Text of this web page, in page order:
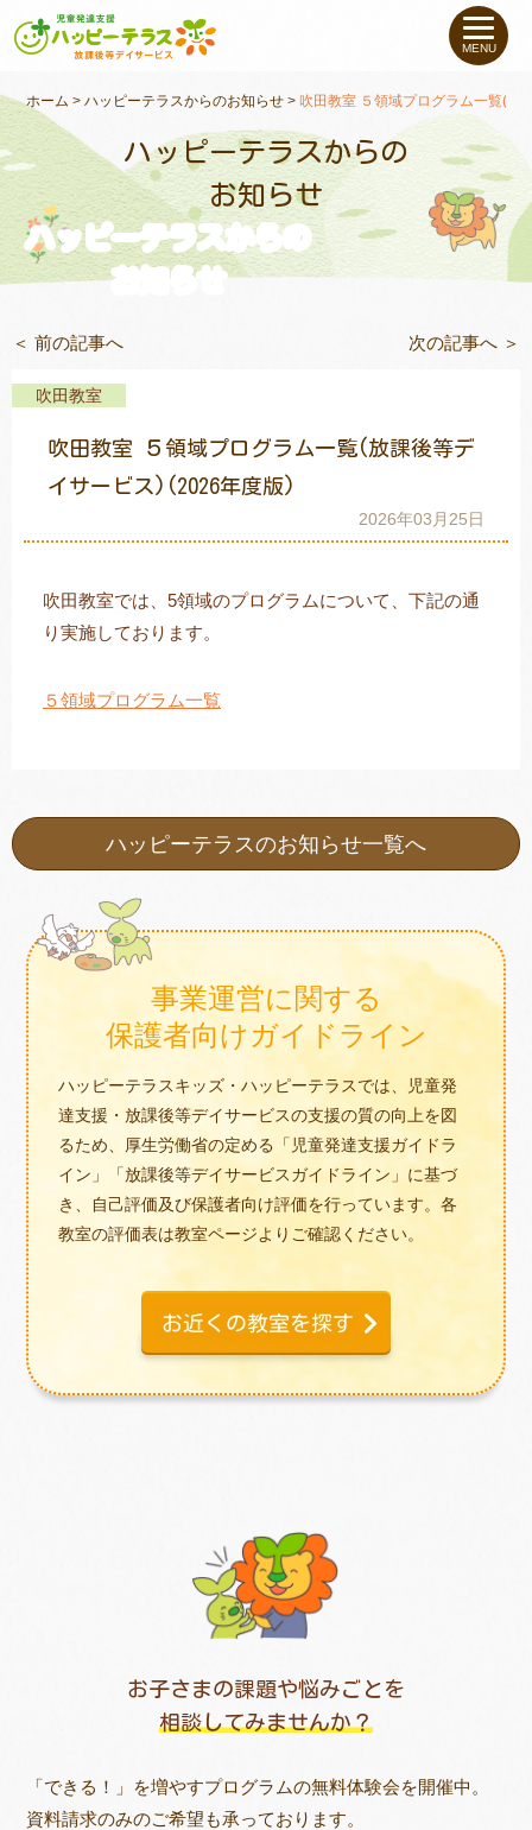
私たちについて
未就学のお子さま（０〜６才）
小学生〜高校生の お子さま
支援事例
教室一覧
トレキング
MENU
ホーム >ハッピーテラスからのお知らせ > 吹田教室 ５領域プログラム一覧(放
ハッピーテラスからの
お知らせ
ハッピーテラスからの
お知らせ
＜ 前の記事へ 次の記事へ ＞
吹田教室
吹田教室 ５領域プログラム一覧(放課後等デ
イサービス)(2026年度版)
2026年03月25日
吹田教室では、5領域のプログラムについて、下記の通
り実施しております。
５領域プログラム一覧
ハッピーテラスのお知らせ一覧へ
事業運営に関する
保護者向けガイドライン
ハッピーテラスキッズ・ハッピーテラスでは、児童発
達支援・放課後等デイサービスの支援の質の向上を図
るため、厚生労働省の定める「児童発達支援ガイドラ
イン」「放課後等デイサービスガイドライン」に基づ
き、自己評価及び保護者向け評価を行っています。各
教室の評価表は教室ページよりご確認ください。
お子さまの課題や悩みごとを
相談してみませんか？
「できる！」を増やすプログラムの無料体験会を開催中。
資料請求のみのご希望も承っております。